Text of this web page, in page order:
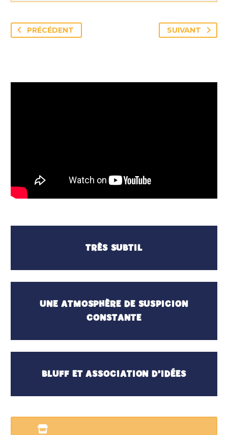
PRÉCÉDENT SUIVANT
TRÈS SUBTIL
UNE ATMOSPHÈRE DE SUSPICION
CONSTANTE
BLUFF ET ASSOCIATION D’IDÉES